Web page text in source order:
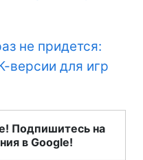
не придется:
версии для игр
Подпишитесь на
в Google!